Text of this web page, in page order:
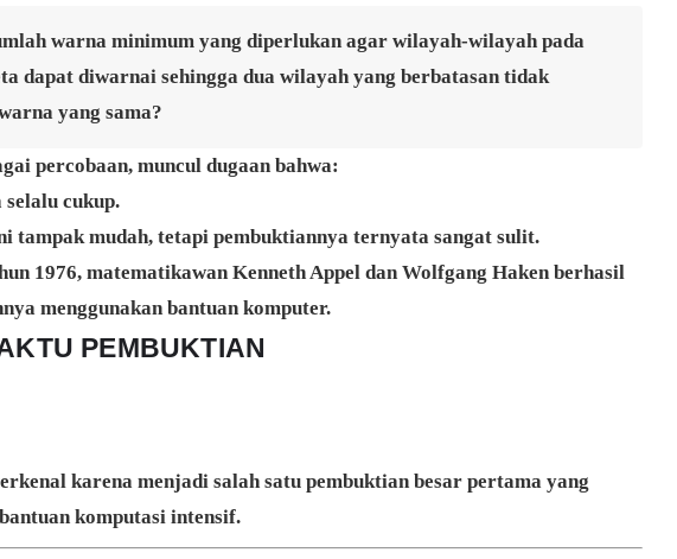
warna minimum yang diperlukan agar wilayah-wilayah pada
dapat diwarnai sehingga dua wilayah yang berbatasan tidak
yang sama?
percobaan, muncul dugaan bahwa:
cukup.
tampak mudah, tetapi pembuktiannya ternyata sangat sulit.
1976, matematikawanKenneth Appel danWolfgang Hakenberhasil
menggunakan bantuan komputer.
PEMBUKTIAN
karena menjadi salah satu pembuktian besar pertama yang
komputasi intensif.